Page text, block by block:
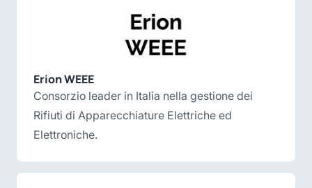
Erion WEEE
Consorzio leader in Italia nella gestione dei
Rifiuti di Apparecchiature Elettriche ed
Elettroniche.